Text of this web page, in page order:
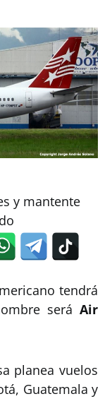
y mantente
tendrá
será Air
planea vuelos
Guatemala y